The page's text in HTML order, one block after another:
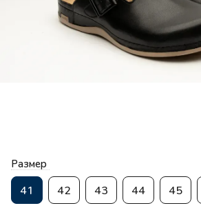
Размер
41 42 43 44 45